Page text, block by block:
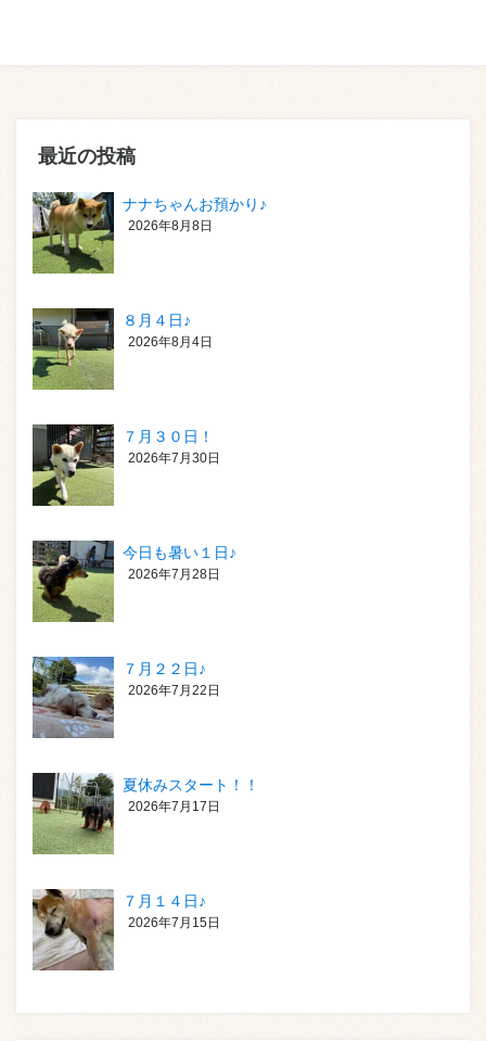
最近の投稿
ナナちゃんお預かり♪
2026年8月8日
８月４日♪
2026年8月4日
７月３０日！
2026年7月30日
今日も暑い１日♪
2026年7月28日
７月２２日♪
2026年7月22日
夏休みスタート！！
2026年7月17日
７月１４日♪
2026年7月15日